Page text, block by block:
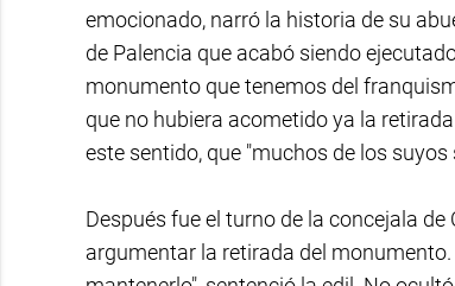
emocionado, narró la historia de su
de Palencia que acabó siendo
monumento que tenemos del
que no hubiera acometido ya la
este sentido, que "muchos de los suyos
Después fue el turno de la concejala
argumentar la retirada del monumento.